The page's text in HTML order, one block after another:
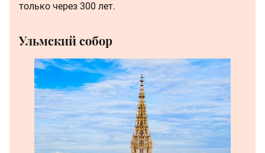
только через 300 лет.
Ульмский собор